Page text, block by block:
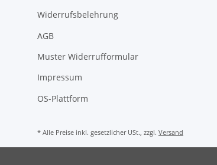
Widerrufsbelehrung
AGB
Muster Widerrufformular
Impressum
OS-Plattform
* Alle Preise inkl. gesetzlicher USt., zzgl. Versand